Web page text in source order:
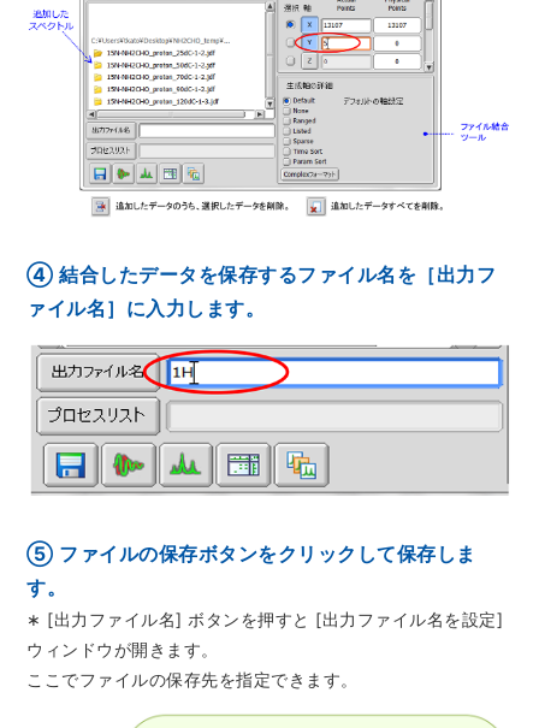
マルチイオン化-未知物質解析システム JMS-T2000GC
MultiAnalyzer
GC-MS用前処理装置
MSソフトウェア
半導体関連機器
ライフサイエンス解析装置
クライオ電子顕微鏡
透過電子顕微鏡 (TEM)
走査電子顕微鏡 (SEM)
集束イオンビーム加工観察装置 (FIB-SEM)
MALDI-TOFMS
MicroED 専用装置
コラム
日本電子ニュース｜技術情報誌
JEOL STATION
④ 結合したデータを保存するファイル名を［出力フ
ァイル名］に入力します。
⑤ ファイルの保存ボタンをクリックして保存しま
す。
∗ [出力ファイル名] ボタンを押すと [出力ファイル名を設定]
ウィンドウが開きます。
ここでファイルの保存先を指定できます。